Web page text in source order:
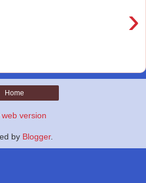
›
Home
web version
by Blogger.